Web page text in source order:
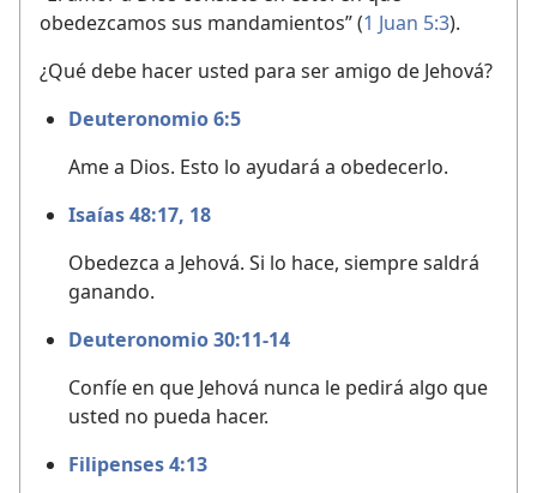
obedezcamos sus mandamientos” (1 Juan 5:3).
¿Qué debe hacer usted para ser amigo de Jehová?
Deuteronomio 6:​5
Ame a Dios. Esto lo ayudará a obedecerlo.
Isaías 48:17, 18
Obedezca a Jehová. Si lo hace, siempre saldrá
ganando.
Deuteronomio 30:11-14
Confíe en que Jehová nunca le pedirá algo que
usted no pueda hacer.
Filipenses 4:13